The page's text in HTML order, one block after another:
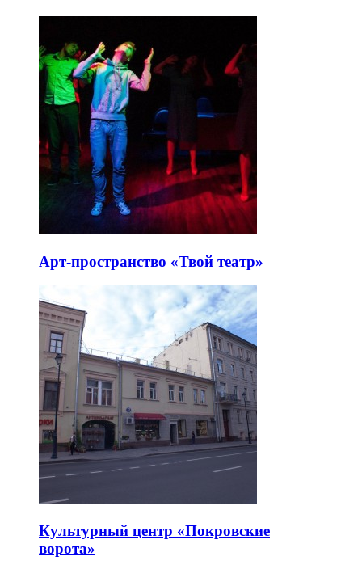
Арт-пространство «Твой театр»
Культурный центр «Покровские
ворота»